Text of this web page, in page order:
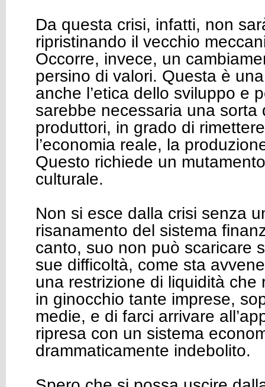
Da questa crisi, infatti, non
ripristinando il vecchio
Occorre, invece, un
persino di valori. Questa è
anche l’etica dello sviluppo e
sarebbe necessaria una sorta
produttori, in grado di
l’economia reale, la
Questo richiede un
culturale.
Non si esce dalla crisi senza
risanamento del sistema
canto, suo non può scaricare
sue difficoltà, come sta
una restrizione di liquidità che
in ginocchio tante imprese,
medie, e di farci arrivare
ripresa con un sistema
drammaticamente indebolito.